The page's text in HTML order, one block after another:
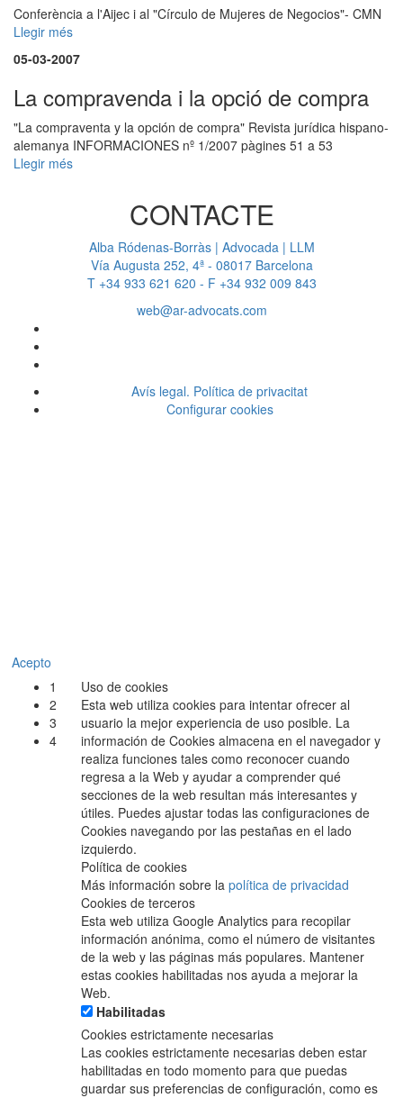
Conferència a l'Aijec i al "Círculo de Mujeres de Negocios"- CMN
Llegir més
05-03-2007
La compravenda i la opció de compra
"La compraventa y la opción de compra" Revista jurídica hispano-
alemanya INFORMACIONES nº 1/2007 pàgines 51 a 53
Llegir més
CONTACTE
Alba Ródenas-Borràs | Advocada | LLM
Vía Augusta 252, 4ª - 08017 Barcelona
T +34 933 621 620 - F +34 932 009 843
web@ar-advocats.com
Avís legal. Política de privacitat
Configurar cookies
Acepto
1
2
3
4
Uso de cookies
Esta web utiliza cookies para intentar ofrecer al
usuario la mejor experiencia de uso posible. La
información de Cookies almacena en el navegador y
realiza funciones tales como reconocer cuando
regresa a la Web y ayudar a comprender qué
secciones de la web resultan más interesantes y
útiles. Puedes ajustar todas las configuraciones de
Cookies navegando por las pestañas en el lado
izquierdo.
Política de cookies
Más información sobre la política de privacidad
Cookies de terceros
Esta web utiliza Google Analytics para recopilar
información anónima, como el número de visitantes
de la web y las páginas más populares. Mantener
estas cookies habilitadas nos ayuda a mejorar la
Web.
Habilitadas
Cookies estrictamente necesarias
Las cookies estrictamente necesarias deben estar
habilitadas en todo momento para que puedas
guardar sus preferencias de configuración, como es